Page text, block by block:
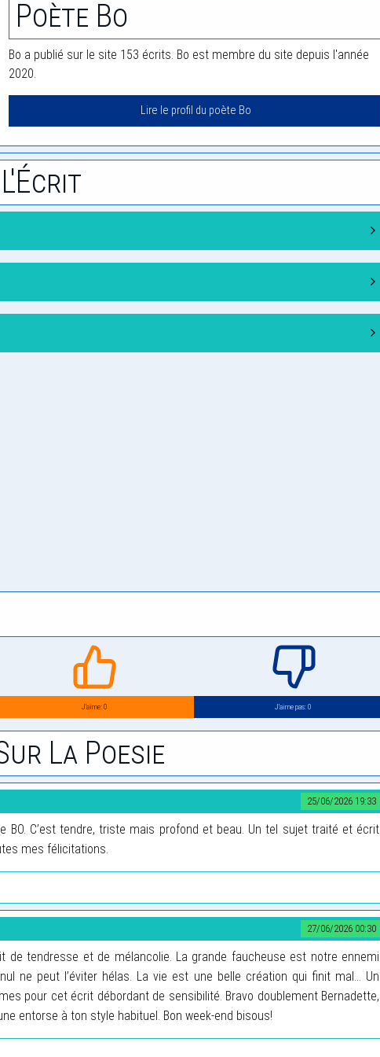
Poète Bo
Bo a publié sur le site 153 écrits. Bo est membre du site depuis l'année
2020.
Lire le profil du poète Bo
J’aime: 0 J’aime pas: 0
La Poesie
25/06/2026 19:33
BO. C’est tendre, triste mais profond et beau. Un tel sujet traité et écrit
mes félicitations.
27/06/2026 00:30
de tendresse et de mélancolie. La grande faucheuse est notre ennemi
ne peut l’éviter hélas. La vie est une belle création qui finit mal… Un
pour cet écrit débordant de sensibilité. Bravo doublement Bernadette,
entorse à ton style habituel. Bon week-end bisous!